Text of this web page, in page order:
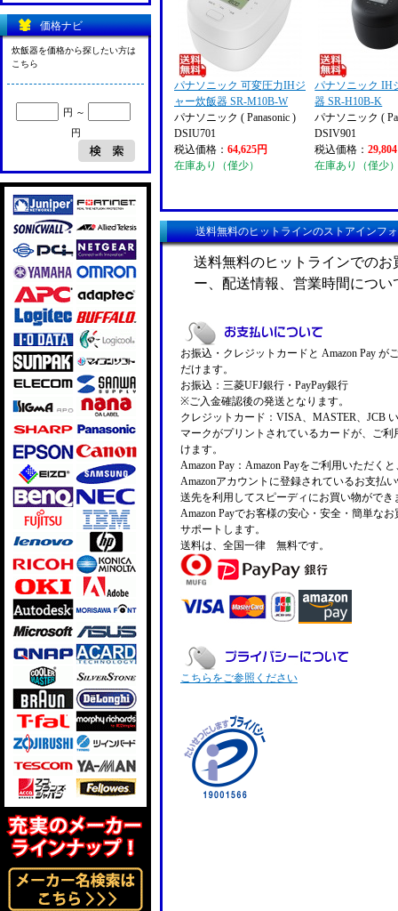
パナソニック 可変圧力IHジ
ャー炊飯器 SR-M10B-W
パナソニック ( Panasonic )
DSIU701
税込価格： 64,625円
在庫あり（僅少）
パナソニック IH
器 SR-H10B-K
パナソニック (
DSIV901
税込価格：
在庫あり（僅少
送料無料のヒットラインのストアインフ
送料無料のヒットラインでの
ー、配送情報、営業時間につ
お振込・クレジットカードと Amazon Pay が
だけます。
お振込：三菱UFJ銀行・PayPay銀行
※ご入金確認後の発送となります。
クレジットカード：VISA、MASTER、JCB
マークがプリントされているカードが、ご利
けます。
Amazon Pay：Amazon Payをご利用いただく
Amazonアカウントに登録されているお支払
送先を利用してスピーディにお買い物ができ
Amazon Payでお客様の安心・安全・簡単な
サポートします。
送料は、全国一律 無料です。
こちらをご参照ください
価格ナビ
炊飯器を価格から探したい方は
こちら
円 ～
円